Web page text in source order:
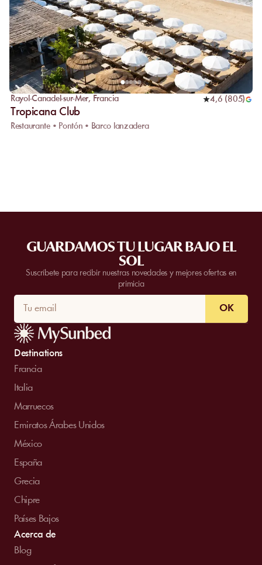
Rayol-Canadel-sur-Mer, Francia 4,6 (805)
Tropicana Club
Restaurante • Pontón • Barco lanzadera
GUARDAMOS TU LUGAR BAJO EL
SOL
Suscríbete para recibir nuestras novedades y mejores ofertas en
primicia
OK
Destinations
Francia
Italia
Marruecos
Emiratos Árabes Unidos
México
España
Grecia
Chipre
Países Bajos
Acerca de
Blog